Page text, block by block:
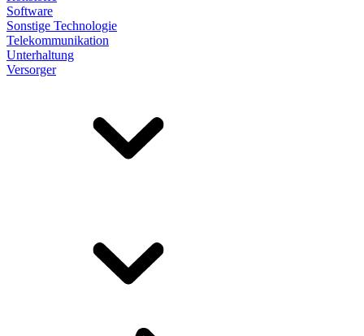
Software
Sonstige Technologie
Telekommunikation
Unterhaltung
Versorger